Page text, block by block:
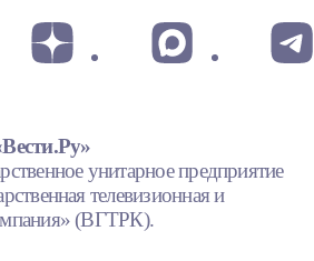
унитарное предприятие
телевизионная и
(ВГТРК).